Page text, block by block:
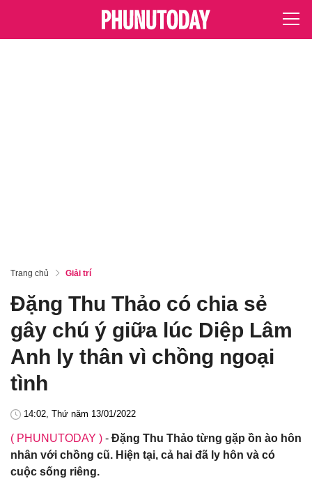
Trang chủ Giải trí
Đặng Thu Thảo có chia sẻ
gây chú ý giữa lúc Diệp Lâm
Anh ly thân vì chồng ngoại
tình
14:02, Thứ năm 13/01/2022
( PHUNUTODAY ) - Đặng Thu Thảo từng gặp ồn ào hôn
nhân với chồng cũ. Hiện tại, cả hai đã ly hôn và có
cuộc sống riêng.